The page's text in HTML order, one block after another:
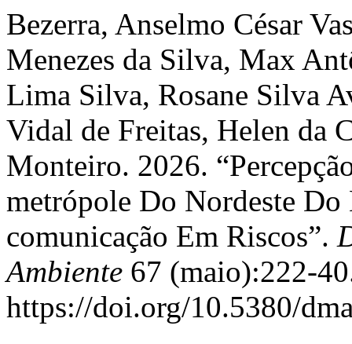
Bezerra, Anselmo César
Menezes da Silva, Max
Lima Silva, Rosane Silva
Vidal de Freitas, Helen da
Monteiro. 2026.
metrópole Do Nordeste
comunicação Em Riscos”.
Ambiente 67 (maio):222-
https://doi.org/10.5380/